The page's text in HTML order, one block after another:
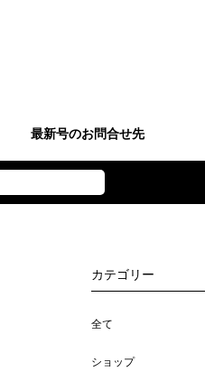
最新号のお問合せ先
カテゴリー
全て
ショップ